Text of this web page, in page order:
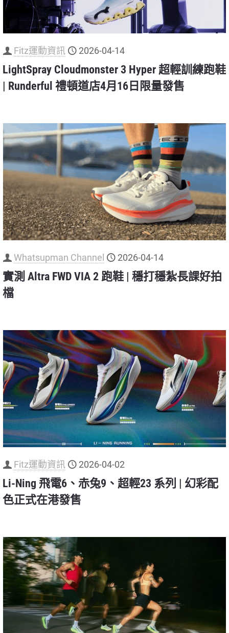
Fitz運動資訊 2026-04-14
LightSpray Cloudmonster 3 Hyper 超輕訓練跑鞋
| Runderful 禮頓道店4月16日限量發售
Whatsupman Channel 2026-04-14
實測 Altra FWD VIA 2 跑鞋 | 穩打穩紮長課好拍
檔
Fitz運動資訊 2026-04-02
Li-Ning 飛電6、赤兔9、超輕23 系列 | 幻彩配
色正式在港發售